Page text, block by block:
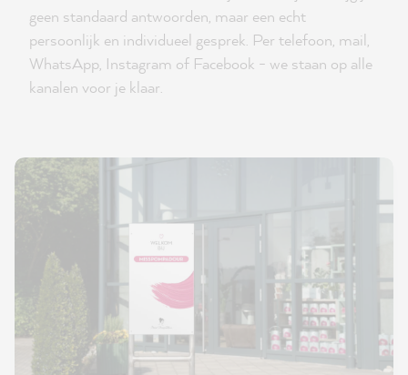
geen standaard antwoorden, maar een echt
persoonlijk en individueel gesprek. Per telefoon, mail,
WhatsApp, Instagram of Facebook - we staan op alle
kanalen voor je klaar.